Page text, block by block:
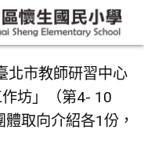
北市教師研習中心
坊」（第4- 10
取向介紹各1份，